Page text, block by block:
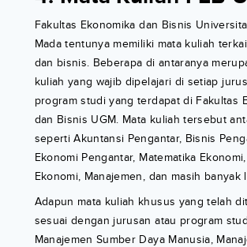
Fakultas Ekonomika dan Bisnis
Mada tentunya memiliki mata kuliah
dan bisnis. Beberapa di antaranya
kuliah yang wajib dipelajari di setiap
program studi yang terdapat di Fakultas
dan Bisnis UGM. Mata kuliah tersebut
seperti Akuntansi Pengantar, Bisnis
Ekonomi Pengantar, Matematika
Ekonomi, Manajemen, dan masih banyak
Adapun mata kuliah khusus yang telah
sesuai dengan jurusan atau program
Manajemen Sumber Daya Manusia,